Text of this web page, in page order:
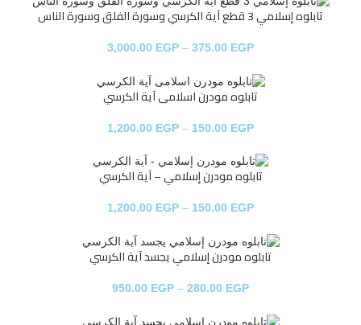
تابلوه إسلامي 3 قطع آية الكرسي وسورة الفلق وسورة الناس
375.00 EGP
–
3,000.00 EGP
تابلوه مودرن اسلامى آية الكرسي
150.00 EGP
–
1,200.00 EGP
تابلوه مودرن إسلامي – آية الكرسي
150.00 EGP
–
1,200.00 EGP
تابلوه مودرن إسلامي يجسد آية الكرسي
280.00 EGP
–
950.00 EGP